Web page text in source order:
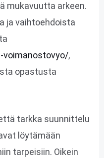
mukavuutta arkeen.
ja vaihtoehdoista
voimanostovyo/,
opastusta
tarkka suunnittelu
löytämään
tarpeisiin. Oikein